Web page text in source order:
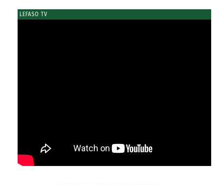
LEFASO TV